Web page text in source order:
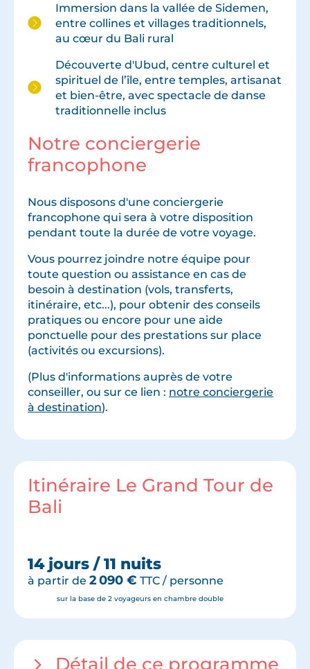
Immersion dans la vallée de Sidemen,
entre collines et villages traditionnels,
au cœur du Bali rural
Découverte d'Ubud, centre culturel et
spirituel de l’île, entre temples, artisanat
et bien-être, avec spectacle de danse
traditionnelle inclus
Notre conciergerie
francophone
Nous disposons d'une conciergerie
francophone qui sera à votre disposition
pendant toute la durée de votre voyage.
Vous pourrez joindre notre équipe pour
toute question ou assistance en cas de
besoin à destination (vols, transferts,
itinéraire, etc...), pour obtenir des conseils
pratiques ou encore pour une aide
ponctuelle pour des prestations sur place
(activités ou excursions).
(Plus d'informations auprès de votre
conseiller, ou sur ce lien : notre conciergerie
à destination).
Itinéraire Le Grand Tour de
Bali
14 jours / 11 nuits
à partir de 2 090 € TTC / personne
sur la base de 2 voyageurs en chambre double
Détail de ce programme